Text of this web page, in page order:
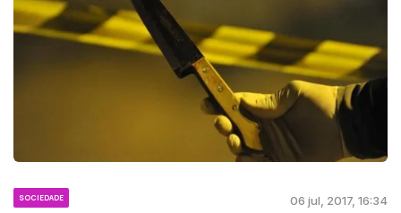
SOCIEDADE 06 jul, 2017, 16:34